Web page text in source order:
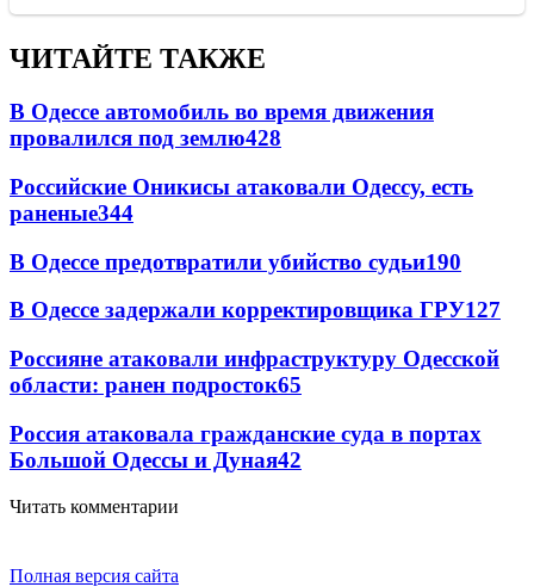
ЧИТАЙТЕ ТАКЖЕ
В Одессе автомобиль во время движения
провалился под землю428
Российские Оникисы атаковали Одессу, есть
раненые344
В Одессе предотвратили убийство судьи190
В Одессе задержали корректировщика ГРУ127
Россияне атаковали инфраструктуру Одесской
области: ранен подросток65
Россия атаковала гражданские суда в портах
Большой Одессы и Дуная42
Читать комментарии
Полная версия сайта